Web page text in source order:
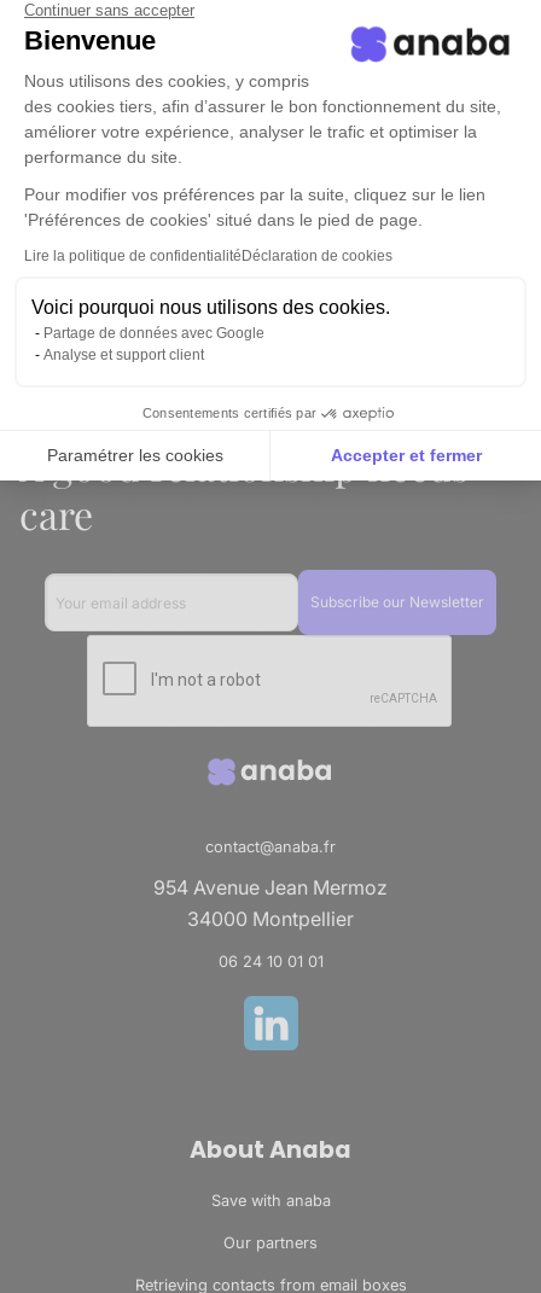
Continuer sans accepter
Bienvenue
Nous utilisons des cookies, y compris
des cookies tiers, afin d’assurer le bon fonctionnement du site,
améliorer votre expérience, analyser le trafic et optimiser la
performance du site.
Pour modifier vos préférences par la suite, cliquez sur le lien
'Préférences de cookies' situé dans le pied de page.
Lire la politique de confidentialité Déclaration de cookies
Voici pourquoi nous utilisons des cookies.
Partage de données avec Google
Analyse et support client
Consentements certifiés par
Paramétrer les cookies Accepter et fermer
Axeptio consent
Plateforme de Gestion du Consentement :
Rates
Book a demo
Connection
A good relationship needs
care
contact@anaba.fr
954 Avenue Jean Mermoz
34000 Montpellier
06 24 10 01 01
About Anaba
Save with anaba
Our partners
Retrieving contacts from email boxes